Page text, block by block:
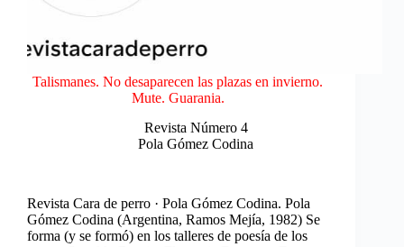
Talismanes. No desaparecen las plazas en invierno.
Mute. Guarania.
Revista Número 4
Pola Gómez Codina
Revista Cara de perro · Pola Gómez Codina. Pola
Gómez Codina (Argentina, Ramos Mejía, 1982) Se
forma (y se formó) en los talleres de poesía de los